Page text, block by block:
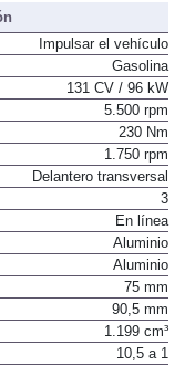
Impulsar el vehículo
Gasolina
131 CV / 96 kW
5.500 rpm
230 Nm
1.750 rpm
Delantero transversal
3
En línea
Aluminio
Aluminio
75 mm
90,5 mm
1.199 cm³
10,5 a 1